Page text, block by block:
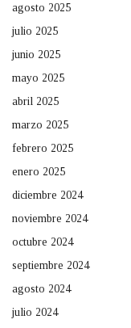
agosto 2025
julio 2025
junio 2025
mayo 2025
abril 2025
marzo 2025
febrero 2025
enero 2025
diciembre 2024
noviembre 2024
octubre 2024
septiembre 2024
agosto 2024
julio 2024